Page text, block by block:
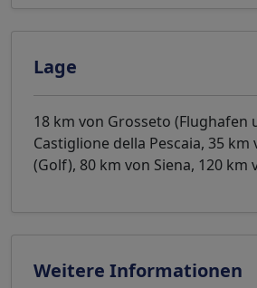
Lage
18 km von Grosseto
Castiglione della Pescaia, 35
(Golf), 80 km von Siena, 120 km
Weitere Informationen